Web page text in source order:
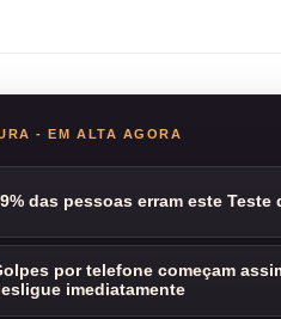
- EM ALTA AGORA
das pessoas erram este
por telefone começam
imediatamente